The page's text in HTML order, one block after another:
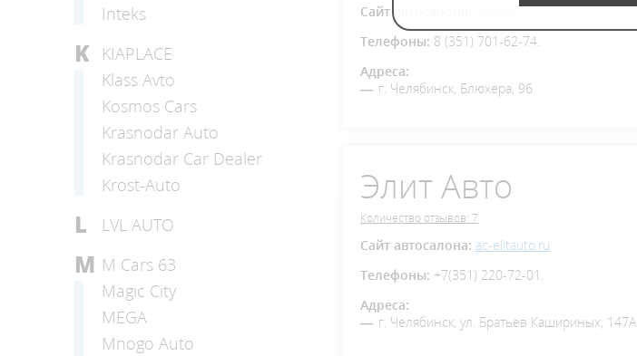
Inteks
K
KIAPLACE
Klass Avto
Kosmos Cars
Krasnodar Auto
Krasnodar Car Dealer
Krost-Auto
L LVL AUTO
M M Cars 63
Magic City
MEGA
Mnogo Auto
Сайт автосалона:
Телефоны: 8 (351) 701-62-74.
Адреса:
г. Челябинск, Блюхера, 96
Элит Авто
Количество отзывов: 7
Сайт автосалона: ac-elitauto.ru
Телефоны: +7(351) 220-72-01.
Адреса:
г. Челябинск, ул. Братьев Кашириных, 147А